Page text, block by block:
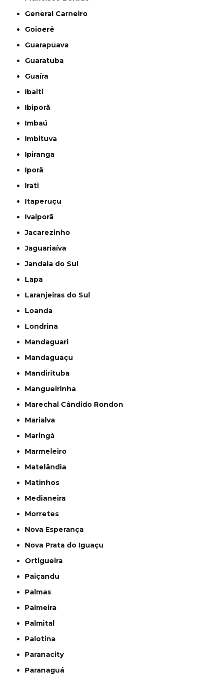
General Carneiro
Goioerê
Guarapuava
Guaratuba
Guaíra
Ibaiti
Ibiporã
Imbaú
Imbituva
Ipiranga
Iporã
Irati
Itaperuçu
Ivaiporã
Jacarezinho
Jaguariaíva
Jandaia do Sul
Lapa
Laranjeiras do Sul
Loanda
Londrina
Mandaguari
Mandaguaçu
Mandirituba
Mangueirinha
Marechal Cândido Rondon
Marialva
Maringá
Marmeleiro
Matelândia
Matinhos
Medianeira
Morretes
Nova Esperança
Nova Prata do Iguaçu
Ortigueira
Paiçandu
Palmas
Palmeira
Palmital
Palotina
Paranacity
Paranaguá